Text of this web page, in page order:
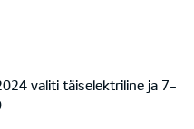
valiti täiselektriline ja 7-